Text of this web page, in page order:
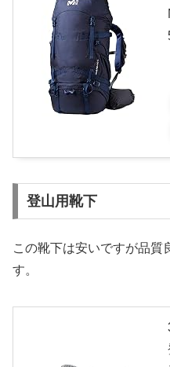
登山用靴下
この靴下は安いですが品質
す。